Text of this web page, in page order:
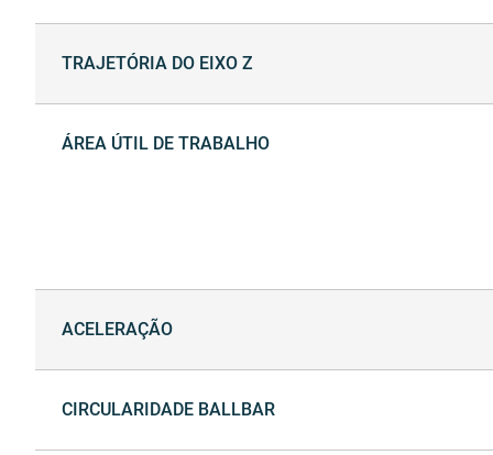
TRAJETÓRIA DO EIXO Z
ÁREA ÚTIL DE TRABALHO
ACELERAÇÃO
CIRCULARIDADE BALLBAR